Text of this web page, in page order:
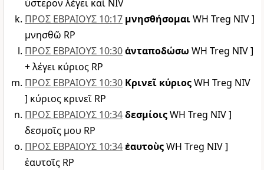
ὕστερον λέγει καὶ NIV
ΠΡΟΣ ΕΒΡΑΙΟΥΣ 10:17 μνησθήσομαιWH Treg NIV ]
μνησθῶ RP
ΠΡΟΣ ΕΒΡΑΙΟΥΣ 10:30ἀνταποδώσω WH Treg NIV ]
+ λέγει κύριος RP
ΠΡΟΣ ΕΒΡΑΙΟΥΣ 10:30 Κρινεῖ κύριοςWH Treg NIV
] κύριος κρινεῖ RP
ΠΡΟΣ ΕΒΡΑΙΟΥΣ 10:34δεσμίοιςWH Treg NIV ]
δεσμοῖς μου RP
ΠΡΟΣ ΕΒΡΑΙΟΥΣ 10:34ἑαυτοὺςWH Treg NIV ]
ἑαυτοῖς RP